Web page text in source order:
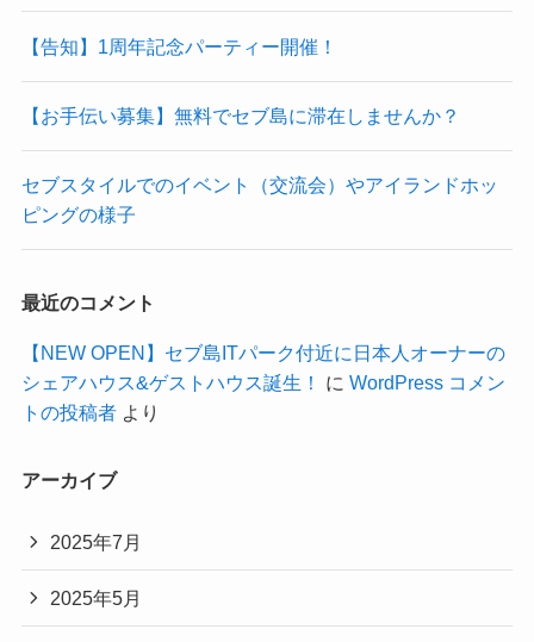
【告知】1周年記念パーティー開催！
【お手伝い募集】無料でセブ島に滞在しませんか？
セブスタイルでのイベント（交流会）やアイランドホッ
ピングの様子
最近のコメント
【NEW OPEN】セブ島ITパーク付近に日本人オーナーの
シェアハウス&ゲストハウス誕生！
に WordPress コメン
トの投稿者より
アーカイブ
2025年7月
2025年5月